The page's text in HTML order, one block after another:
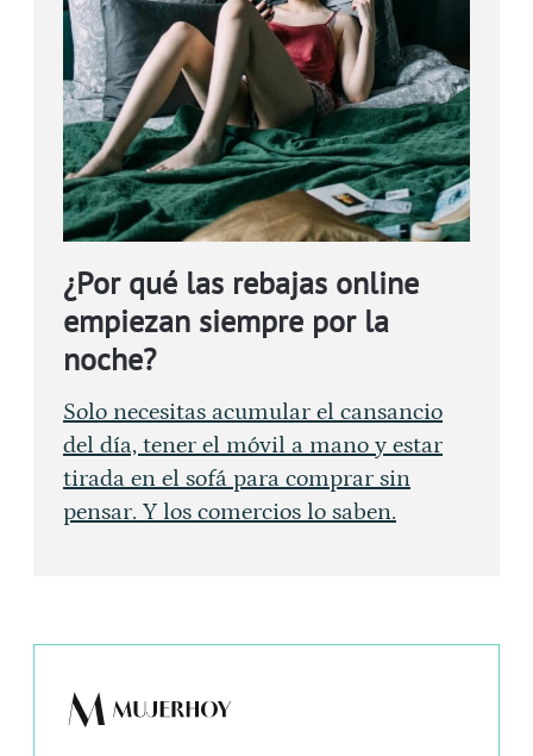
¿Por qué las rebajas online
empiezan siempre por la
noche?
Solo necesitas acumular el cansancio
del día, tener el móvil a mano y estar
tirada en el sofá para comprar sin
pensar. Y los comercios lo saben.